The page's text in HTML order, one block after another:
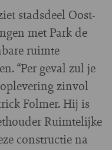
stadsdeel Oost-
met Park de
ruimte
“Per geval zul je
zinvol
Folmer. Hij is
Ruimtelijke
constructie na